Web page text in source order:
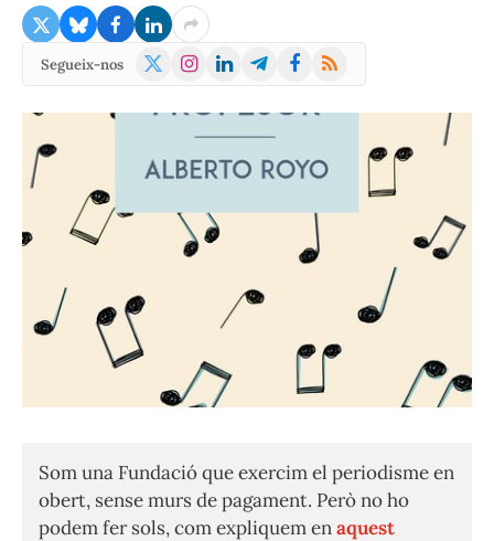
Segueix-nos
X
Instagram
LinkedInTelegramFacebook
RSS
Som una Fundació que exercim el periodisme en
obert, sense murs de pagament. Però no ho
podem fer sols, com expliquem enaquest